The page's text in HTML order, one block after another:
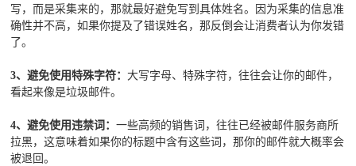
写，而是采集来的，那就最好避免写到具体姓名。因为采集的信息准
确性并不高，如果你提及了错误姓名，那反倒会让消费者认为你发错
了。
3、避免使用特殊字符：大写字母、特殊字符，往往会让你的邮件，
看起来像是垃圾邮件。
4、避免使用违禁词：一些高频的销售词，往往已经被邮件服务商所
拉黑，这意味着如果你的标题中含有这些词，那你的邮件就大概率会
被退回。